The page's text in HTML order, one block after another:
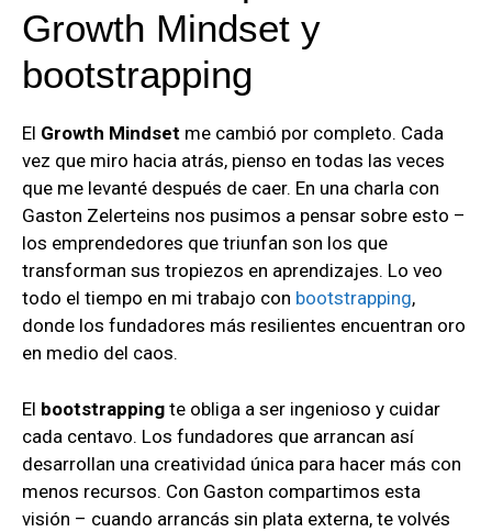
Growth Mindset y
bootstrapping
El Growth Mindset me cambió por completo. Cada
vez que miro hacia atrás, pienso en todas las veces
que me levanté después de caer. En una charla con
Gaston Zelerteins nos pusimos a pensar sobre esto –
los emprendedores que triunfan son los que
transforman sus tropiezos en aprendizajes. Lo veo
todo el tiempo en mi trabajo con bootstrapping,
donde los fundadores más resilientes encuentran oro
en medio del caos.
El bootstrapping te obliga a ser ingenioso y cuidar
cada centavo. Los fundadores que arrancan así
desarrollan una creatividad única para hacer más con
menos recursos. Con Gaston compartimos esta
visión – cuando arrancás sin plata externa, te volvés